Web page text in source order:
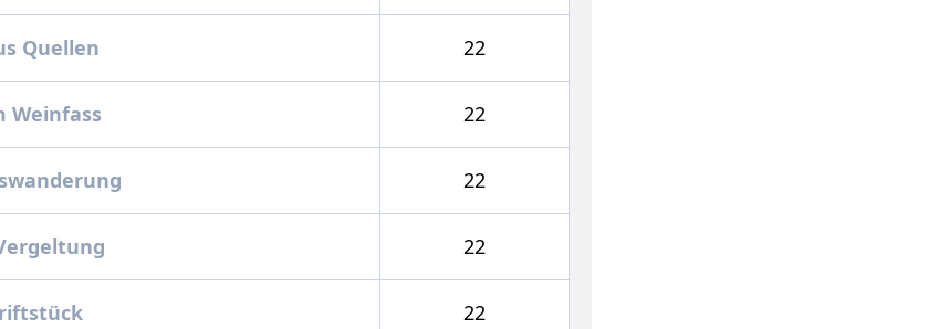
Quellen 22
Weinfass 22
22
22
22